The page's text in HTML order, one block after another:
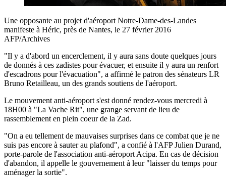
Une opposante au projet d'aéroport Notre-Dame-des-Landes
manifeste à Héric, près de Nantes, le 27 février 2016
AFP/Archives
"Il y a d'abord un encerclement, il y aura sans doute quelques jours
de donnés à ces zadistes pour évacuer, et ensuite il y aura un renfort
d'escadrons pour l'évacuation", a affirmé le patron des sénateurs LR
Bruno Retailleau, un des grands soutiens de l'aéroport.
Le mouvement anti-aéroport s'est donné rendez-vous mercredi à
18H00 à "La Vache Rit", une grange servant de lieu de
rassemblement en plein coeur de la Zad.
"On a eu tellement de mauvaises surprises dans ce combat que je ne
suis pas encore à sauter au plafond", a confié à l'AFP Julien Durand,
porte-parole de l'association anti-aéroport Acipa. En cas de décision
d'abandon, il appelle le gouvernement à leur "laisser du temps pour
aménager la sortie".